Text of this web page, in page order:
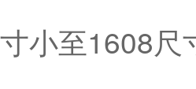
寸小至1608尺